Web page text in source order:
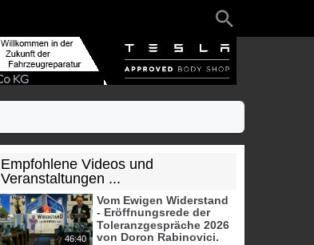
Empfohlene Videos und
Veranstaltungen ...
46:40
Vom Ewigen Widerstand
- Eröffnungsrede der
Toleranzgespräche 2026
von Doron Rabinovici.